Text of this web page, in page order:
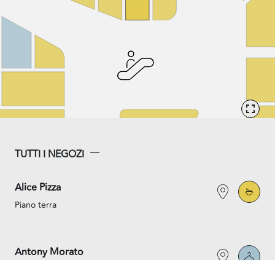
TUTTI I NEGOZI
Alice Pizza
Piano terra
Antony Morato